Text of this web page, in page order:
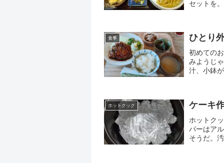
セットを
食事 ひとり
初めての
みようじ
汁、小鉢
ホットクック ケーキ
ホットク
パーはア
そうだ。